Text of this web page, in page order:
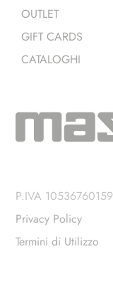
OUTLET
GIFT CARDS
CATALOGHI
P.IVA 10536760159
Privacy Policy
Termini di Utilizzo